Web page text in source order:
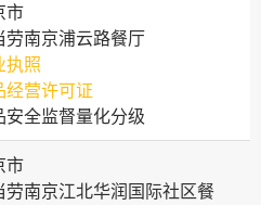
市
劳南京浦云路餐厅
执照
经营许可证
安全监督量化分级
市
劳南京江北华润国际社区餐